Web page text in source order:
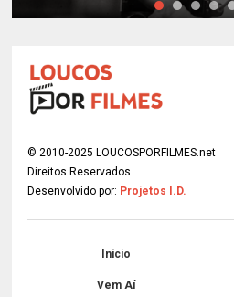
© 2010-2025 LOUCOSPORFILMES.net
Direitos Reservados.
Desenvolvido por: Projetos I.D.
Início
Vem Aí